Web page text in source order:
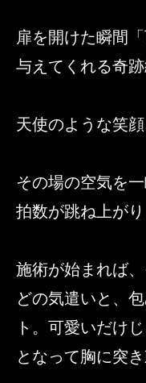
扉を開けた瞬間
与えてくれる奇
天使のような笑
その場の空気を
拍数が跳ね上がり
施術が始まれば
どの気遣いと、
ト。可愛いだけ
となって胸に突き